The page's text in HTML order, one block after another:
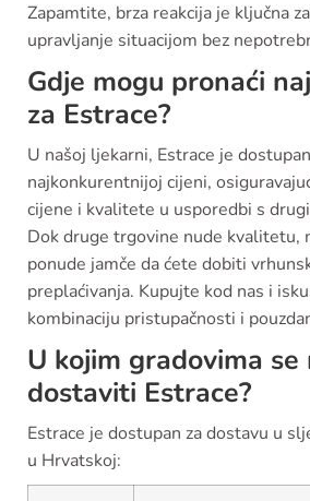
Zapamtite, brza reakcija je ključna
upravljanje situacijom bez
Gdje mogu pronaći
za Estrace?
U našoj ljekarni, Estrace je
najkonkurentnijoj cijeni,
cijene i kvalitete u usporedbi s
Dok druge trgovine nude kvalitetu,
ponude jamče da ćete dobiti
preplaćivanja. Kupujte kod nas i
kombinaciju pristupačnosti i
U kojim gradovima se
dostaviti Estrace?
Estrace je dostupan za dostavu u
u Hrvatskoj: